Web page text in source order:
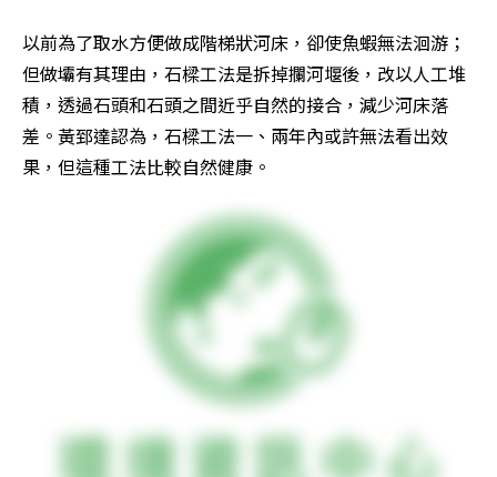
以前為了取水方便做成階梯狀河床，卻使魚蝦無法洄游；
但做壩有其理由，石樑工法是拆掉攔河堰後，改以人工堆
積，透過石頭和石頭之間近乎自然的接合，減少河床落
差。黃郅達認為，石樑工法一、兩年內或許無法看出效
果，但這種工法比較自然健康。